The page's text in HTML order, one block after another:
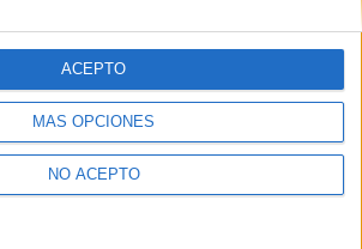
MÁS OPCIONES
NO ACEPTO
ACEPTO
por registrarte te daremos
ebook con 100 consejos para tu